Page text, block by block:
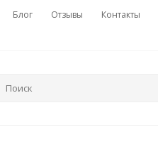
Блог Отзывы
Контакты